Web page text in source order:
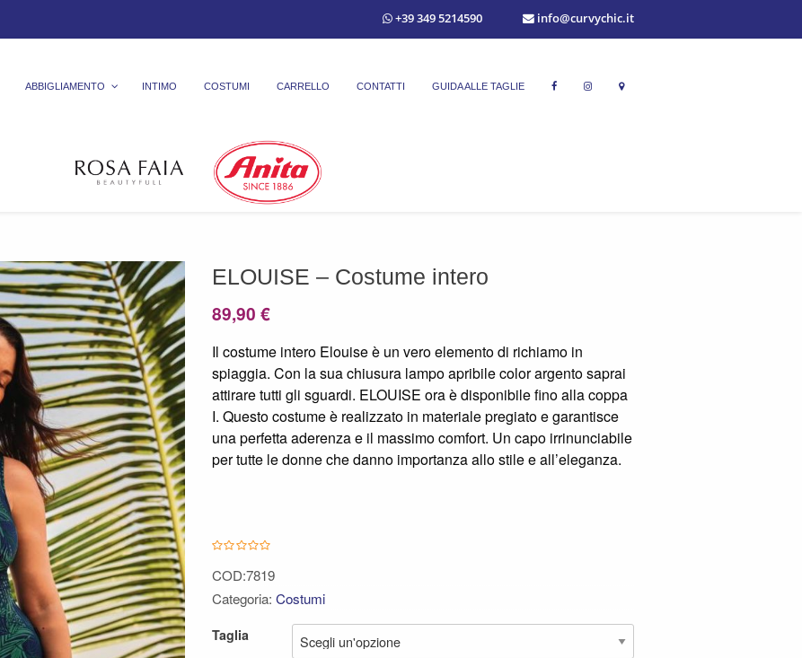
+39 349 5214590 info@curvychic.it
ABBIGLIAMENTO INTIMO COSTUMI CARRELLO CONTATTI GUIDA ALLE TAGLIE
ELOUISE – Costume intero
89,90 €
Il costume intero Elouise è un vero elemento di richiamo in
spiaggia. Con la sua chiusura lampo apribile color argento saprai
attirare tutti gli sguardi. ELOUISE ora è disponibile fino alla coppa
I. Questo costume è realizzato in materiale pregiato e garantisce
una perfetta aderenza e il massimo comfort. Un capo irrinunciabile
per tutte le donne che danno importanza allo stile e all’eleganza.
COD:7819
Categoria: Costumi
Taglia